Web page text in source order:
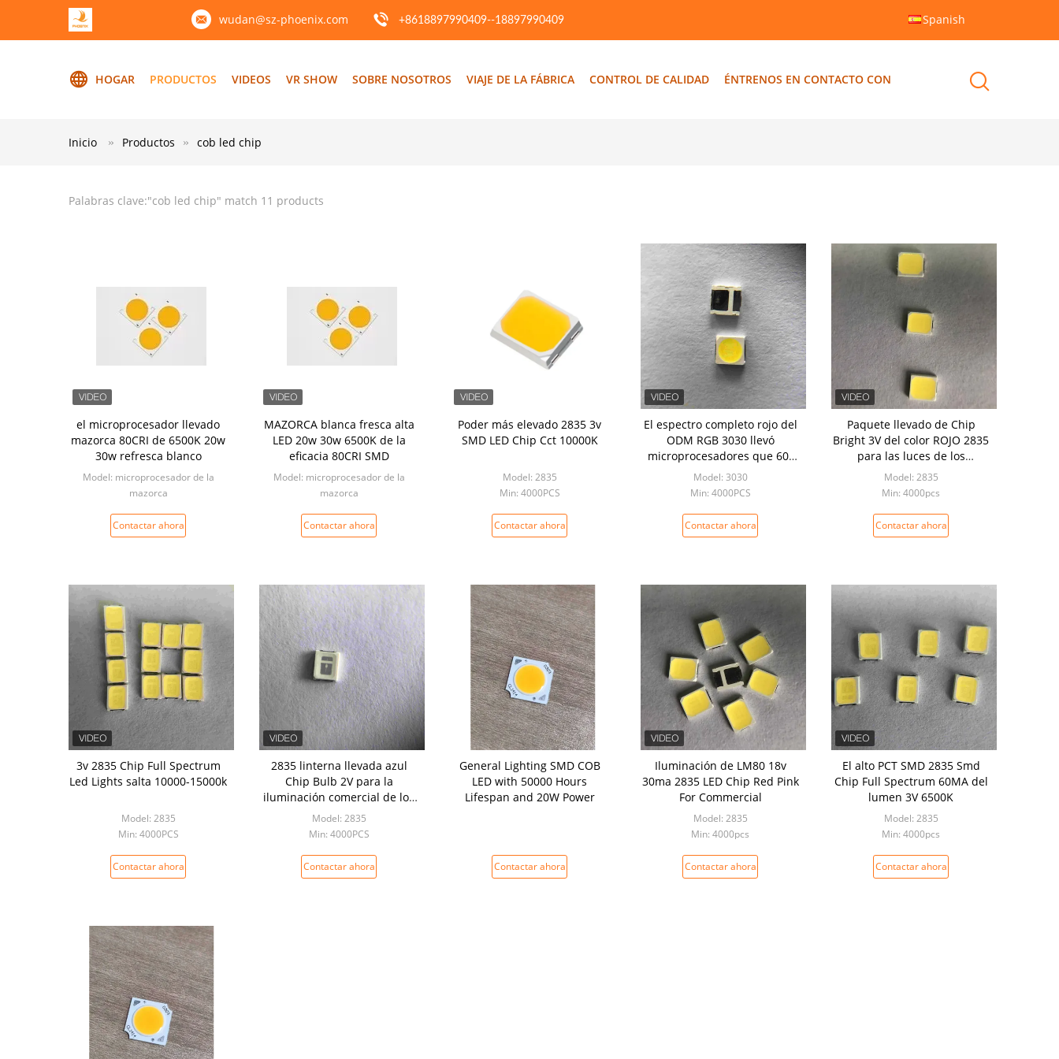
wudan@sz-phoenix.com +8618897990409--18897990409 Spanish
HOGAR PRODUCTOS VIDEOS VR SHOW SOBRE NOSOTROS VIAJE DE LA FÁBRICA CONTROL DE CALIDAD ÉNTRENOS EN CONTACTO CON
Inicio Productos cob led chip
Palabras clave:"cob led chip" match 11 products
el microprocesador llevado
mazorca 80CRI de 6500K 20w
30w refresca blanco
Model: microprocesador de la
mazorca
Contactar ahora
MAZORCA blanca fresca alta
LED 20w 30w 6500K de la
eficacia 80CRI SMD
Model: microprocesador de la
mazorca
Contactar ahora
Poder más elevado 2835 3v
SMD LED Chip Cct 10000K
Model: 2835
Min: 4000PCS
Contactar ahora
El espectro completo rojo del
ODM RGB 3030 llevó
microprocesadores que 60-
65LM 3v para crecen ligeros
Model: 3030
Min: 4000PCS
Contactar ahora
Paquete llevado de Chip
Bright 3V del color ROJO 2835
para las luces de los
estudiantes
Model: 2835
Min: 4000pcs
Contactar ahora
3v 2835 Chip Full Spectrum
Led Lights salta 10000-15000k
Model: 2835
Min: 4000PCS
Contactar ahora
2835 linterna llevada azul
Chip Bulb 2V para la
iluminación comercial de los
anuncios
Model: 2835
Min: 4000PCS
Contactar ahora
General Lighting SMD COB
LED with 50000 Hours
Lifespan and 20W Power
Contactar ahora
Iluminación de LM80 18v
30ma 2835 LED Chip Red Pink
For Commercial
Model: 2835
Min: 4000pcs
Contactar ahora
El alto PCT SMD 2835 Smd
Chip Full Spectrum 60MA del
lumen 3V 6500K
Model: 2835
Min: 4000pcs
Contactar ahora